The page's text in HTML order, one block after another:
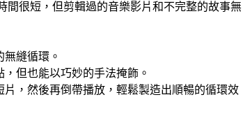
間很短，但剪輯過的音樂影片和不完整的故事無
縫循環。
但也能以巧妙的手法掩飾。
片，然後再倒帶播放，輕鬆製造出順暢的循環效